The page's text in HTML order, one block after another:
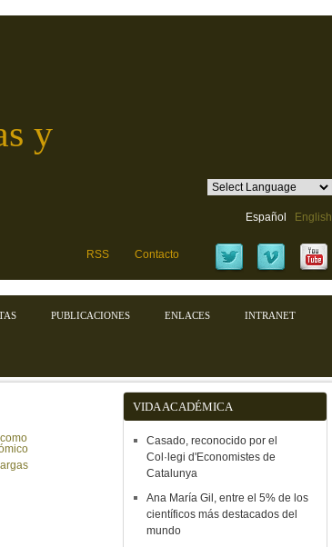
y
Español English
RSS Contacto
PUBLICACIONES ENLACES INTRANET
VIDA ACADÉMICA
Casado, reconocido por el
Col·legi d'Economistes de
Catalunya
Ana María Gil, entre el 5% de los
científicos más destacados del
mundo